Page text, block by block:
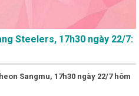
Steelers, 17h30 ngày 22/7:
Sangmu, 17h30 ngày 22/7 hôm